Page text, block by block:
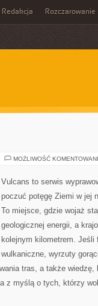
Redakcja Rozczarowanie
MOŻLIWOŚĆ
Vulcans to serwis
poczuć potęgę Ziemi w jej
To miejsce, gdzie wojaż
geologicznej energii, a
kolejnym kilometrem.
wulkaniczne, wyrzuty
tras, a także
z myślą o tych, którzy